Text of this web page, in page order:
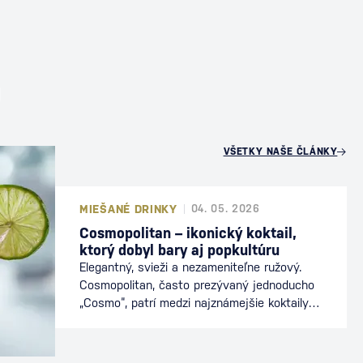
MIEŠANÉ DRINKY 04. 05. 2026
Cosmopolitan – ikonický koktail,
ktorý dobyl bary aj popkultúru
Elegantný, svieži a nezameniteľne ružový.
Cosmopolitan, často prezývaný jednoducho
„Cosmo“, patrí medzi najznámejšie koktaily
VŠETKY NAŠE ČLÁNKY